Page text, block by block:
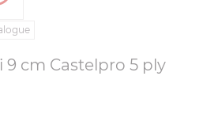
cm Castelpro 5 ply